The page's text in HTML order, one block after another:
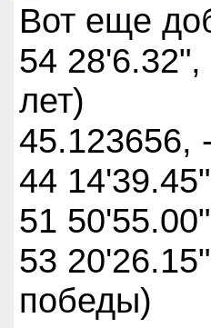
Вот еще
54
лет)
45.123656,
44
51
53
победы)